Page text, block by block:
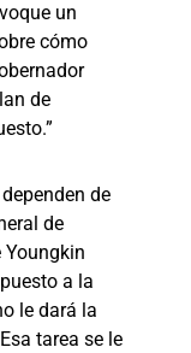
un
cómo
de
de
de
Youngkin
a la
le dará la
tarea se le